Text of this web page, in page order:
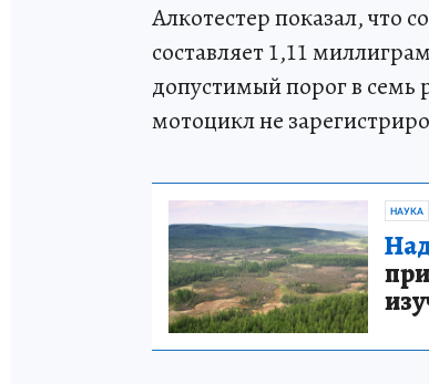
Алкотестер показал, что
составляет 1,11
допустимый порог в семь
мотоцикл не
НАУКА